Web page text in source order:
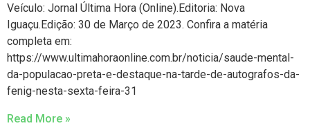
Veículo: Jornal Última Hora (Online).Editoria: Nova
Iguaçu.Edição: 30 de Março de 2023. Confira a matéria
completa em:
https://www.ultimahoraonline.com.br/noticia/saude-mental-
da-populacao-preta-e-destaque-na-tarde-de-autografos-da-
fenig-nesta-sexta-feira-31
Read More »